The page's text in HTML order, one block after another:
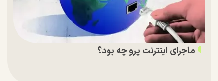
ماجرای اینترنت پرو چه بود؟